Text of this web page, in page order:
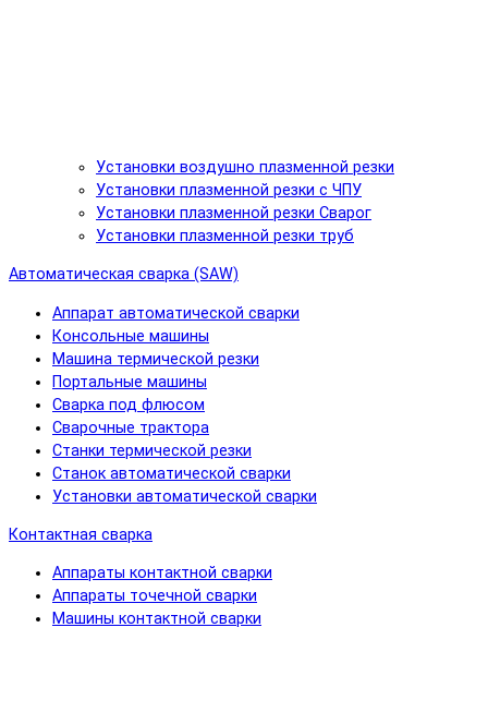
Установки воздушно плазменной резки
Установки плазменной резки с ЧПУ
Установки плазменной резки Сварог
Установки плазменной резки труб
Автоматическая сварка (SAW)
Аппарат автоматической сварки
Консольные машины
Машина термической резки
Портальные машины
Сварка под флюсом
Сварочные трактора
Станки термической резки
Станок автоматической сварки
Установки автоматической сварки
Контактная сварка
Аппараты контактной сварки
Аппараты точечной сварки
Машины контактной сварки